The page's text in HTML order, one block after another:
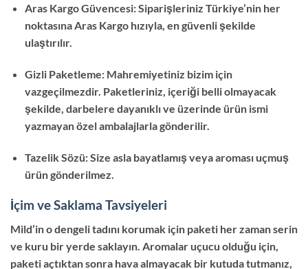
Aras Kargo Güvencesi: Siparişleriniz Türkiye’nin her
noktasına Aras Kargo hızıyla, en güvenli şekilde
ulaştırılır.
Gizli Paketleme: Mahremiyetiniz bizim için
vazgeçilmezdir. Paketleriniz, içeriği belli olmayacak
şekilde, darbelere dayanıklı ve üzerinde ürün ismi
yazmayan özel ambalajlarla gönderilir.
Tazelik Sözü: Size asla bayatlamış veya aroması uçmuş
ürün gönderilmez.
İçim ve Saklama Tavsiyeleri
Mild’in o dengeli tadını korumak için paketi her zaman serin
ve kuru bir yerde saklayın. Aromalar uçucu olduğu için,
paketi açtıktan sonra hava almayacak bir kutuda tutmanız,